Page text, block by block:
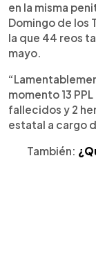
en la misma
Domingo de los
la que 44 reos
mayo.
momento 13
fallecidos y 2
estatal a cargo
También: